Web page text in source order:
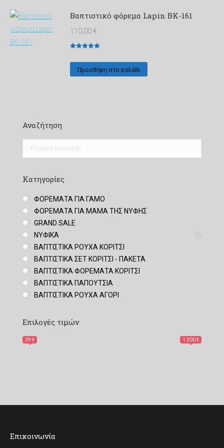
Βαπτιστικό φόρεμα Lapin ΒΚ-161
110,00 €
Προσθήκη στο καλάθι
Αναζήτηση
Κατηγορίες
ΦΟΡΕΜΑΤΑ ΓΙΑ ΓΑΜΟ
ΦΟΡΕΜΑΤΑ ΓΙΑ ΜΑΜΑ ΤΗΣ ΝΥΦΗΣ
GRAND SALE
ΝΥΦΙΚΑ
ΒΑΠΤΙΣΤΙΚΑ ΡΟΥΧΑ ΚΟΡΙΤΣΙ
ΒΑΠΤΙΣΤΙΚΑ ΣΕΤ ΚΟΡΙΤΣΙ - ΠΑΚΕΤΑ
ΒΑΠΤΙΣΤΙΚΑ ΦΟΡΕΜΑΤΑ ΚΟΡΙΤΣΙ
ΒΑΠΤΙΣΤΙΚΑ ΠΑΠΟΥΤΣΙΑ
ΒΑΠΤΙΣΤΙΚΑ ΡΟΥΧΑ ΑΓΟΡΙ
Επιλογές τιμών
39 € 1 300 €
Επικοινωνία